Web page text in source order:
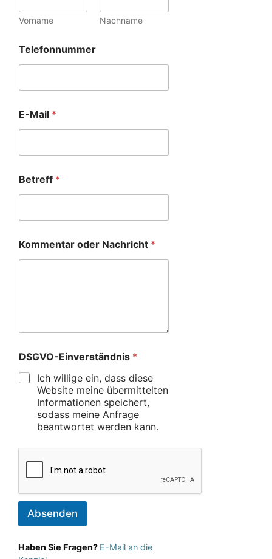
Vorname Nachname
Telefonnummer
E-Mail *
Betreff *
Kommentar oder Nachricht *
DSGVO-Einverständnis *
Ich willige ein, dass diese
Website meine übermittelten
Informationen speichert,
sodass meine Anfrage
beantwortet werden kann.
Absenden
Haben Sie Fragen? E-Mail an die